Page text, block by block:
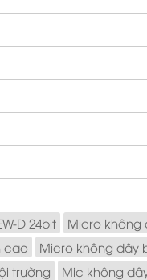
D 24bit Micro không
cao Micro không dây
trường Mic không